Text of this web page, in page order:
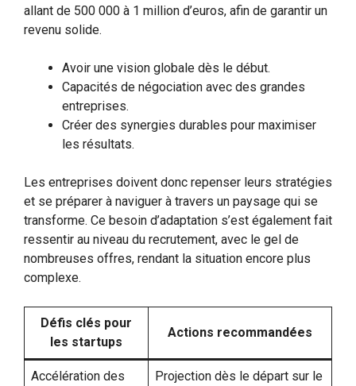
allant de 500 000 à 1 million d’euros, afin de garantir un
revenu solide.
Avoir une vision globale dès le début.
Capacités de négociation avec des grandes
entreprises.
Créer des synergies durables pour maximiser
les résultats.
Les entreprises doivent donc repenser leurs stratégies
et se préparer à naviguer à travers un paysage qui se
transforme. Ce besoin d’adaptation s’est également fait
ressentir au niveau du recrutement, avec le gel de
nombreuses offres, rendant la situation encore plus
complexe.
Défis clés pour
les startups
Actions recommandées
Accélération des
Projection dès le départ sur le